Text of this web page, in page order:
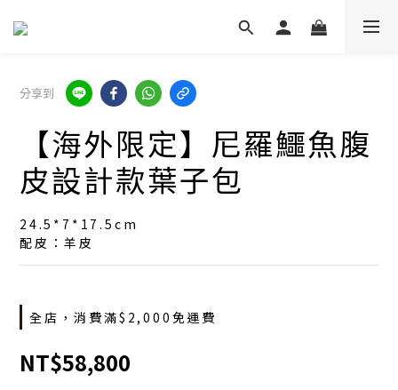
分享到
【海外限定】尼羅鱷魚腹
皮設計款葉子包
24.5*7*17.5cm
配皮：羊皮
全店，消費滿$2,000免運費
NT$58,800